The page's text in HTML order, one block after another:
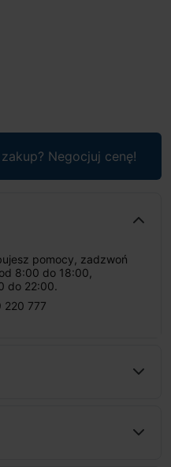
Negocjuj cenę!
pomocy, zadzwoń
8:00 do 18:00,
do 22:00.
220 777